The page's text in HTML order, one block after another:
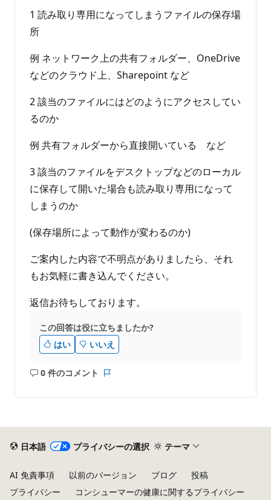
1 読み取り専用になってしまうファイルの保存場
所
例 ネットワーク上の共有フォルダー、OneDrive
などのクラウド上、Sharepoint など
2 該当のファイルにはどのようにアクセスしてい
るのか
例 共有フォルダーから直接開いている など
3 該当のファイルをデスクトップなどのローカル
に保存して開いた場合も読み取り専用になって
しまうのか
(保存場所によって動作が変わるのか)
ご案内した内容で不明点がありましたら、それ
もお気軽に書き込んでください。
返信お待ちしております。
この回答は役に立ちましたか?
はい
いいえ
0 件のコメント
コ
は
あ
り
せ
日本語 プライバシーの選択 テーマ
AI 免責事項 以前のバージョン ブログ
投稿
プライバシー
コンシューマーの健康に関するプライバシー